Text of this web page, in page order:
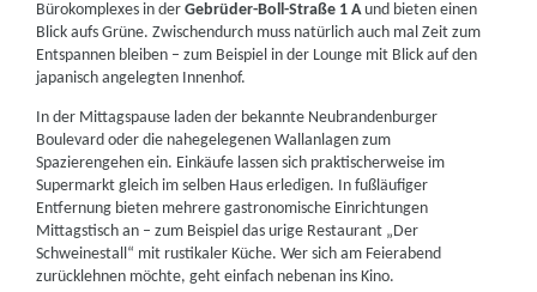
Bürokomplexes in derGebrüder-Boll-Straße 1 Aund bieten einen
Blick aufs Grüne. Zwischendurch muss natürlich auch mal Zeit zum
Entspannen bleiben – zum Beispiel in der Lounge mit Blick auf den
japanisch angelegten Innenhof.
In der Mittagspause laden der bekannte Neubrandenburger
Boulevard oder die nahegelegenen Wallanlagen zum
Spazierengehen ein. Einkäufe lassen sich praktischerweise im
Supermarkt gleich im selben Haus erledigen. In fußläufiger
Entfernung bieten mehrere gastronomische Einrichtungen
Mittagstisch an – zum Beispiel das urige Restaurant „Der
Schweinestall“ mit rustikaler Küche. Wer sich am Feierabend
zurücklehnen möchte, geht einfach nebenan ins Kino.